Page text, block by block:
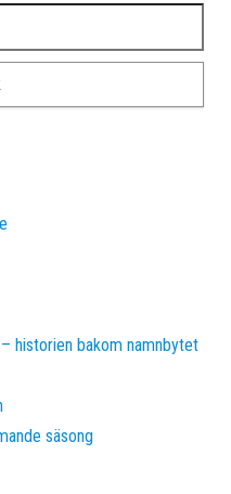
historien bakom namnbytet
säsong